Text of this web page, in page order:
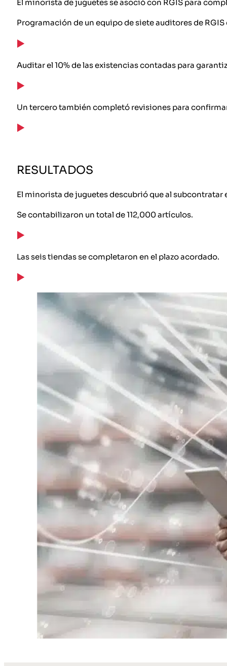
El minorista de juguetes se asoció con RGIS para
Programación de un equipo de siete auditores de
Auditar el 10% de las existencias contadas para
Un tercero también completó revisiones para
RESULTADOS
El minorista de juguetes descubrió que al
Se contabilizaron un total de 112,000 artículos.
Las seis tiendas se completaron en el plazo acordado.